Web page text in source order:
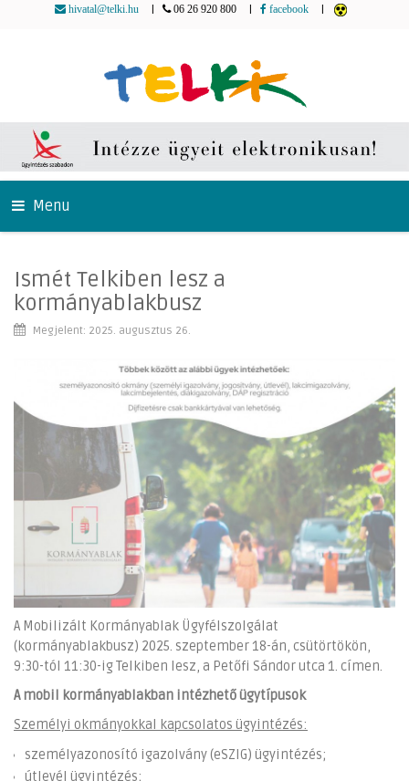
hivatal@telki.hu 06 26 920 800 facebook
Menu
Ismét Telkiben lesz a
kormányablakbusz
Megjelent: 2025. augusztus 26.
A Mobilizált Kormányablak Ügyfélszolgálat
(kormányablakbusz) 2025. szeptember 18-án, csütörtökön,
9:30-tól 11:30-ig Telkiben lesz, a Petőfi Sándor utca 1. címen.
A mobil kormányablakban intézhető ügytípusok
Személyi okmányokkal kapcsolatos ügyintézés:
személyazonosító igazolvány (eSZIG) ügyintézés;
útlevél ügyintézés;